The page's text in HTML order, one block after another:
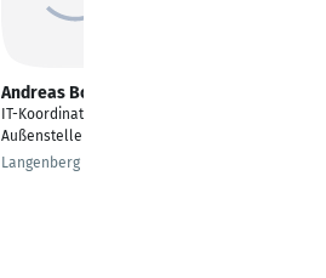
Andreas Bowitz
IT-Koordinator
Außenstellen
Langenberg